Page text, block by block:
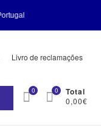
Livro de reclamações
0 Total
0,00€
0